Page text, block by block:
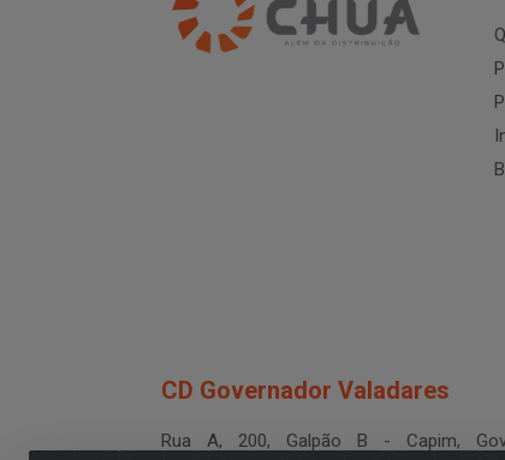
CD Governador Valadares
Rua A, 200, Galpão B - Capim,